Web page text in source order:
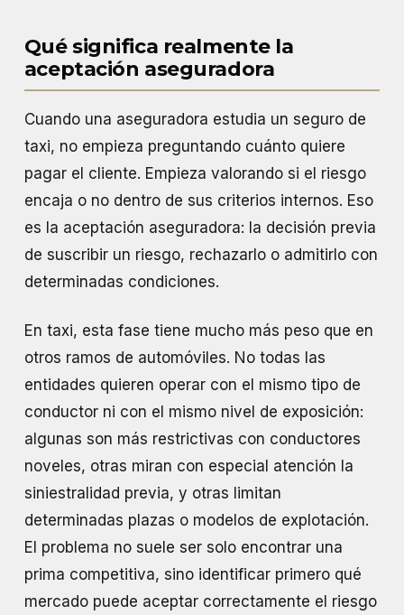
Qué significa realmente la
aceptación aseguradora
Cuando una aseguradora estudia un seguro de
taxi, no empieza preguntando cuánto quiere
pagar el cliente. Empieza valorando si el riesgo
encaja o no dentro de sus criterios internos. Eso
es la aceptación aseguradora: la decisión previa
de suscribir un riesgo, rechazarlo o admitirlo con
determinadas condiciones.
En taxi, esta fase tiene mucho más peso que en
otros ramos de automóviles. No todas las
entidades quieren operar con el mismo tipo de
conductor ni con el mismo nivel de exposición:
algunas son más restrictivas con conductores
noveles, otras miran con especial atención la
siniestralidad previa, y otras limitan
determinadas plazas o modelos de explotación.
El problema no suele ser solo encontrar una
prima competitiva, sino identificar primero qué
mercado puede aceptar correctamente el riesgo